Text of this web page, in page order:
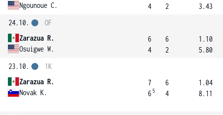
Ngounoue C.
4
2
3.43
24.10.
Zarazua R.
Osuigwe W.
OF
6
4
6
2
1.10
5.80
23.10.
Zarazua R.
Novak K.
1K
7
6 5
6
4
1.04
8.11